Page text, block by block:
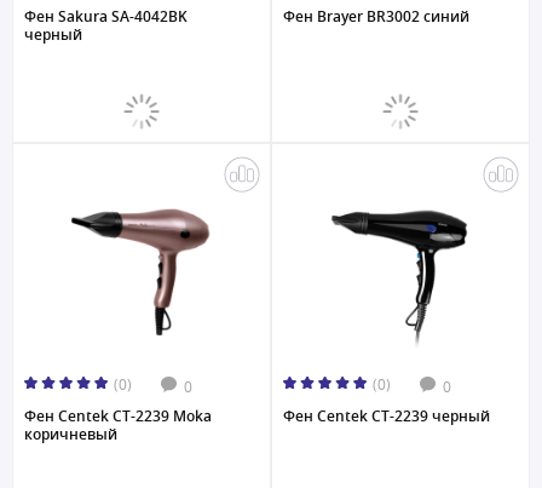
Фен Sakura SA-4042BK
черный
Фен Brayer BR3002 синий
(0) 0
Фен Centek CT-2239 Moka
коричневый
(0) 0
Фен Centek CT-2239 черный